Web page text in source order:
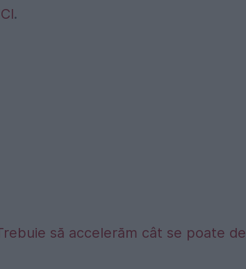
.
să accelerăm cât se poate de